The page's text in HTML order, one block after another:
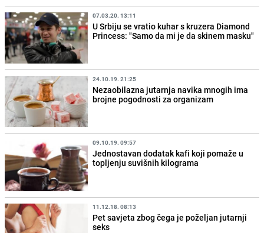
07.03.20. 13:11
U Srbiju se vratio kuhar s kruzera Diamond
Princess: "Samo da mi je da skinem masku"
24.10.19. 21:25
Nezaobilazna jutarnja navika mnogih ima
brojne pogodnosti za organizam
09.10.19. 09:57
Jednostavan dodatak kafi koji pomaže u
topljenju suvišnih kilograma
11.12.18. 08:13
Pet savjeta zbog čega je poželjan jutarnji
seks